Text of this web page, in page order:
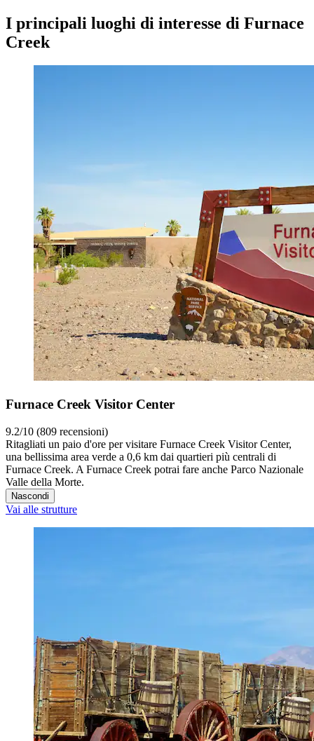
I principali luoghi di interesse di Furnace
Creek
Furnace Creek Visitor Center
9.2/10 (809 recensioni)
Ritagliati un paio d'ore per visitare Furnace Creek Visitor Center,
una bellissima area verde a 0,6 km dai quartieri più centrali di
Furnace Creek. A Furnace Creek potrai fare anche Parco Nazionale
Valle della Morte.
Nascondi
Vai alle strutture